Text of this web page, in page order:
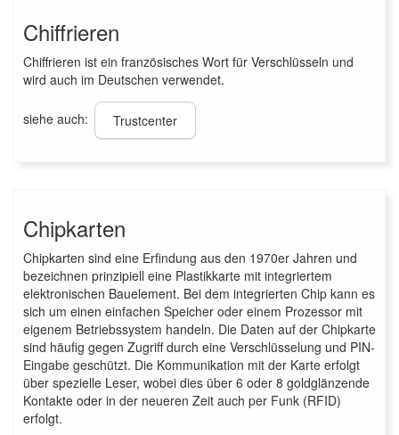
Chiffrieren
Chiffrieren ist ein französisches Wort für Verschlüsseln und
wird auch im Deutschen verwendet.
siehe auch: Trustcenter
Chipkarten
Chipkarten sind eine Erfindung aus den 1970er Jahren und
bezeichnen prinzipiell eine Plastikkarte mit integriertem
elektronischen Bauelement. Bei dem integrierten Chip kann es
sich um einen einfachen Speicher oder einem Prozessor mit
eigenem Betriebssystem handeln. Die Daten auf der Chipkarte
sind häufig gegen Zugriff durch eine Verschlüsselung und PIN-
Eingabe geschützt. Die Kommunikation mit der Karte erfolgt
über spezielle Leser, wobei dies über 6 oder 8 goldglänzende
Kontakte oder in der neueren Zeit auch per Funk (RFID)
erfolgt.